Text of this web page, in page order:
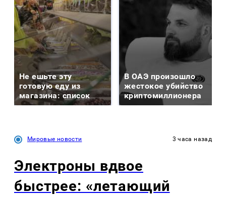
Не ешьте эту
готовую еду из
магазина: список
В ОАЭ произошло
жестокое убийство
криптомиллионера
Мировые новости 3 часа назад
Электроны вдвое
быстрее: «летающий